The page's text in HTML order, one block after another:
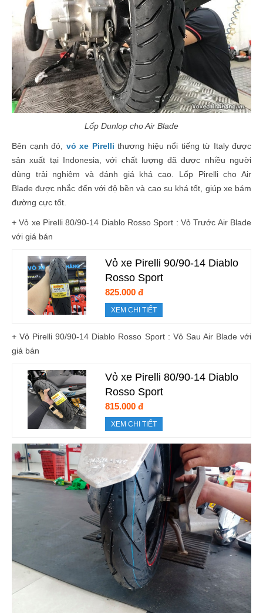
Lốp Dunlop cho Air Blade
Bên cạnh đó, vỏ xe Pirelli thương hiệu nổi tiếng từ Italy được
sản xuất tại Indonesia, với chất lượng đã được nhiều người
dùng trải nghiệm và đánh giá khá cao. Lốp Pirelli cho Air
Blade được nhắc đến với độ bền và cao su khá tốt, giúp xe bám
đường cực tốt.
+ Vỏ xe Pirelli 80/90-14 Diablo Rosso Sport : Vỏ Trước Air Blade
với giá bán
Vỏ xe Pirelli 90/90-14 Diablo
Rosso Sport
825.000 đ
XEM CHI TIẾT
+ Vỏ Pirelli 90/90-14 Diablo Rosso Sport: Vỏ Sau Air Blade với
giá bán
Vỏ xe Pirelli 80/90-14 Diablo
Rosso Sport
815.000 đ
XEM CHI TIẾT